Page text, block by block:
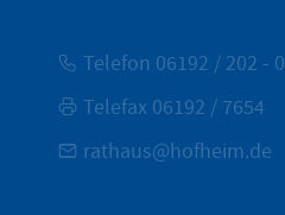
Telefon 06192 / 202 - 0
Telefax 06192 / 7654
rathaus@hofheim.de